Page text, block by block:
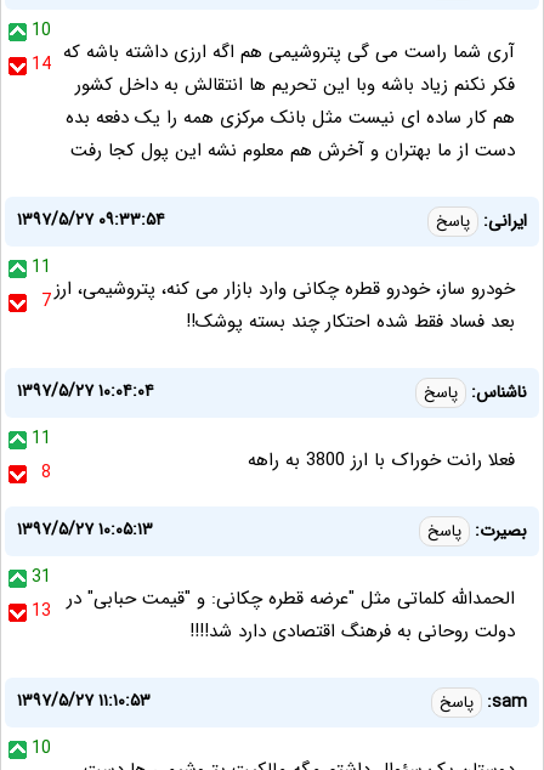
10
14 آری شما راست می گی پتروشیمی هم اگه ارزی داشته باشه که
فکر نکنم زیاد باشه وبا این تحریم ها انتقالش به داخل کشور
هم کار ساده ای نیست مثل بانک مرکزی همه را یک دفعه بده
دست از ما بهتران و آخرش هم معلوم نشه این پول کجا رفت
ایرانی: پاسخ
۱۳۹۷/۵/۲۷ ۰۹:۳۳:۵۴
11
7خودرو ساز، خودرو قطره چکانی وارد بازار می کنه، پتروشیمی، ارز
بعد فساد فقط شده احتکار چند بسته پوشک!!
ناشناس: پاسخ
۱۳۹۷/۵/۲۷ ۱۰:۰۴:۰۴
11
8
فعلا رانت خوراک با ارز 3800 به راهه
بصیرت: پاسخ
۱۳۹۷/۵/۲۷ ۱۰:۰۵:۱۳
31
13
الحمدالله کلماتی مثل "عرضه قطره چکانی: و "قیمت حبابی" در
دولت روحانی به فرهنگ اقتصادی دارد شد!!!!
sam: پاسخ
۱۳۹۷/۵/۲۷ ۱۱:۱۰:۵۳
10